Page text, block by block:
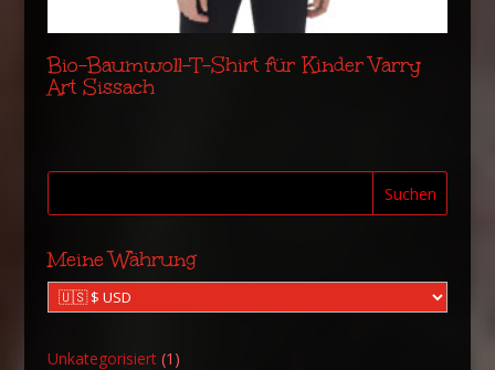
Bio-Baumwoll-T-Shirt für Kinder Varry
Art Sissach
Suchen
Meine Währung
Unkategorisiert 1 1